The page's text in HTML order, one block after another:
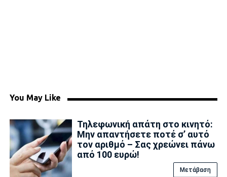
You May Like
Τηλεφωνική απάτη στο κινητό:
Μην απαντήσετε ποτέ σ’ αυτό
τον αριθμό – Σας χρεώνει πάνω
από 100 ευρώ!
Μετάβαση